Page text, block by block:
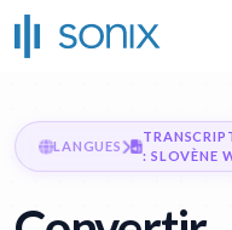
LANGUES
: SLOVÈNE